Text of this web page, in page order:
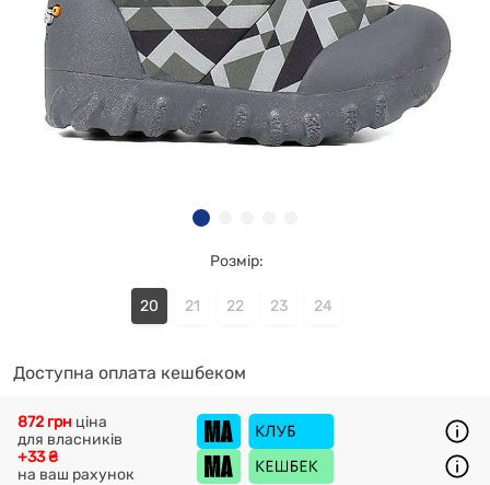
Розмір:
20 21 22 23 24
Доступна оплата кешбеком
+33 ₴
на ваш рахунок
872 грн ціна
для власників